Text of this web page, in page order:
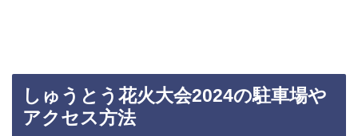
しゅうとう花火大会2024の駐車場や
アクセス方法